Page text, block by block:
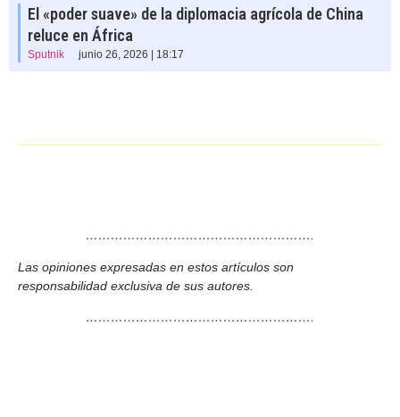
El «poder suave» de la diplomacia agrícola de China
reluce en África
Sputnik junio 26, 2026 | 18:17
……………………………………………….
Las opiniones expresadas en estos artículos son
responsabilidad exclusiva de sus autores.
……………………………………………….